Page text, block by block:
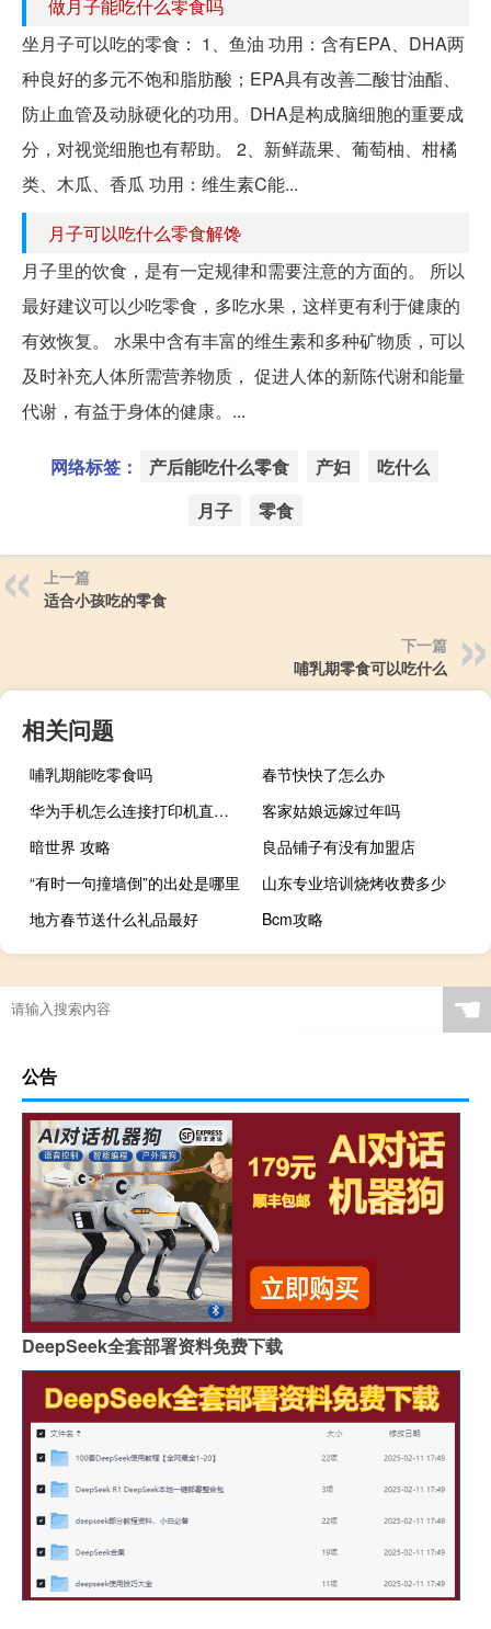
做月子能吃什么零食吗
坐月子可以吃的零食： 1、鱼油 功用：含有EPA、DHA两
种良好的多元不饱和脂肪酸；EPA具有改善二酸甘油酯、
防止血管及动脉硬化的功用。DHA是构成脑细胞的重要成
分，对视觉细胞也有帮助。 2、新鲜蔬果、葡萄柚、柑橘
类、木瓜、香瓜 功用：维生素C能...
月子可以吃什么零食解馋
月子里的饮食，是有一定规律和需要注意的方面的。 所以
最好建议可以少吃零食，多吃水果，这样更有利于健康的
有效恢复。 水果中含有丰富的维生素和多种矿物质，可以
及时补充人体所需营养物质， 促进人体的新陈代谢和能量
代谢，有益于身体的健康。...
网络标签： 产后能吃什么零食 产妇
吃什么
月子
零食
上一篇
适合小孩吃的零食
下一篇
哺乳期零食可以吃什么
相关问题
哺乳期能吃零食吗
春节快快了怎么办
华为手机怎么连接打印机直接打印（华为手机打印机连接方法 快吧手游）
客家姑娘远嫁过年吗
暗世界 攻略
良品铺子有没有加盟店
“有时一句撞墙倒”的出处是哪里
山东专业培训烧烤收费多少
地方春节送什么礼品最好
Bcm攻略
☚
公告
DeepSeek全套部署资料免费下载